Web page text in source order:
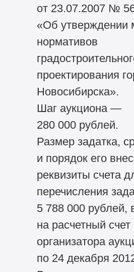
от 23.07.2007 №
«Об утверждении
нормативов
проектирования
Новосибирска».
Шаг аукциона —
280 000 рублей.
Размер задатка,
и порядок его
реквизиты счета
перечисления
5 788 000 рублей,
на расчетный счет
организатора
по 24 декабря